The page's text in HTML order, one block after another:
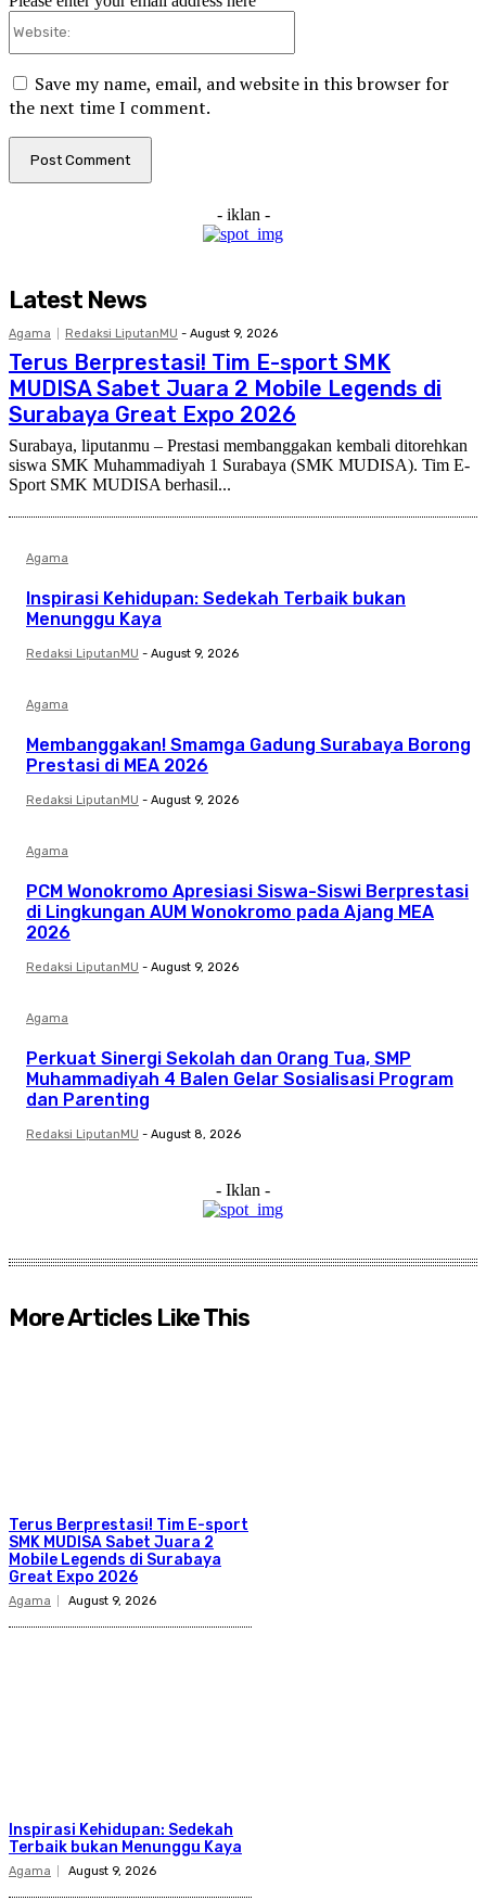
Save my name, email, and website in this browser for
the next time I comment.
- iklan -
Latest News
Agama Redaksi LiputanMU - August 9, 2026
Terus Berprestasi! Tim E-sport SMK
MUDISA Sabet Juara 2 Mobile Legends di
Surabaya Great Expo 2026
Surabaya, liputanmu – Prestasi membanggakan kembali ditorehkan
siswa SMK Muhammadiyah 1 Surabaya (SMK MUDISA). Tim E-
Sport SMK MUDISA berhasil...
Agama
Inspirasi Kehidupan: Sedekah Terbaik bukan
Menunggu Kaya
Redaksi LiputanMU - August 9, 2026
Agama
Membanggakan! Smamga Gadung Surabaya Borong
Prestasi di MEA 2026
Redaksi LiputanMU - August 9, 2026
Agama
PCM Wonokromo Apresiasi Siswa-Siswi Berprestasi
di Lingkungan AUM Wonokromo pada Ajang MEA
2026
Redaksi LiputanMU - August 9, 2026
Agama
Perkuat Sinergi Sekolah dan Orang Tua, SMP
Muhammadiyah 4 Balen Gelar Sosialisasi Program
dan Parenting
Redaksi LiputanMU - August 8, 2026
- Iklan -
More Articles Like This
Terus Berprestasi! Tim E-sport
SMK MUDISA Sabet Juara 2
Mobile Legends di Surabaya
Great Expo 2026
Agama August 9, 2026
Inspirasi Kehidupan: Sedekah
Terbaik bukan Menunggu Kaya
Agama August 9, 2026